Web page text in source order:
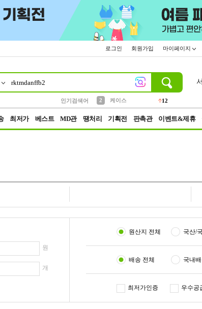
로그인 회원가입 마이페이지
인기검색어
2
케이스
12
최저가 베스트 MD관 땡처리 기획전 판촉관 이벤트&제휴
원
개
원산지 전체 국산/
배송 전체 국내
최저가인증 우수공